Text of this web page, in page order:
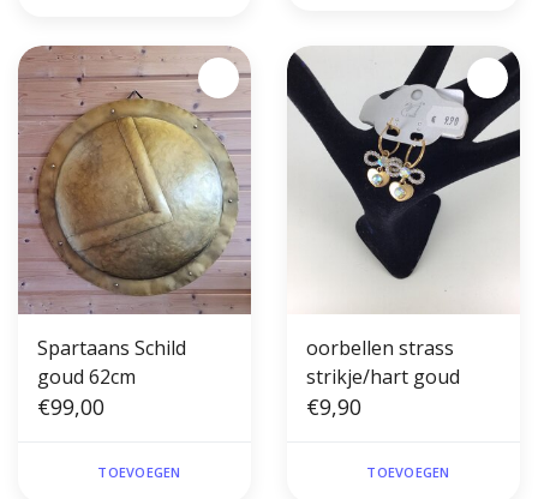
Spartaans Schild
goud 62cm
€99,00
TOEVOEGEN
oorbellen strass
strikje/hart goud
€9,90
TOEVOEGEN